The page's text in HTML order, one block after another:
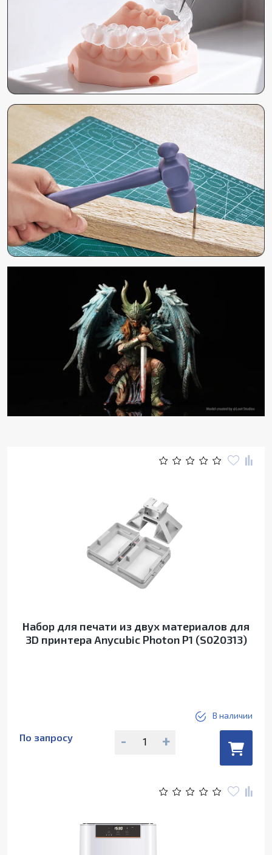
Набор для печати из двух материалов для
3D принтера Anycubic Photon P1 (S020313)
В наличии
По запросу - +